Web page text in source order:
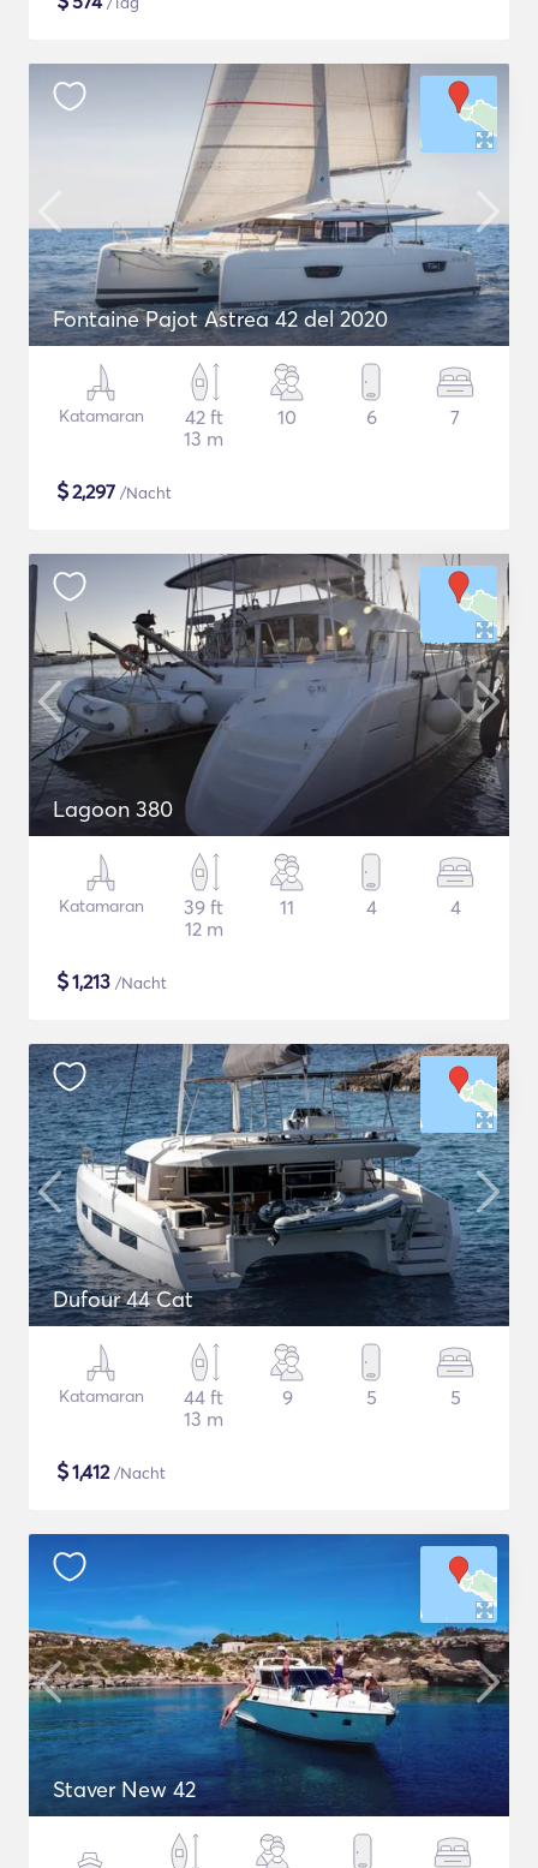
Fontaine Pajot Astrea 42 del 2020
Katamaran
42 ft
13 m
10 6 7
$2,297 /Nacht
Lagoon 380
Katamaran
39 ft
12 m
11 4 4
$1,213 /Nacht
Dufour 44 Cat
Katamaran
44 ft
13 m
9 5 5
$1,412/Nacht
Staver New 42